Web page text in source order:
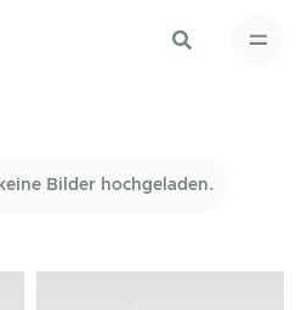
Bilder hochgeladen.